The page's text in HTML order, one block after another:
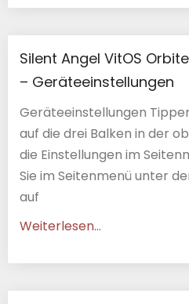
Silent Angel VitOS
– Geräteeinstellungen
Geräteeinstellungen
auf die drei Balken in der
die Einstellungen im
Sie im Seitenmenü unter
auf
Weiterlesen...